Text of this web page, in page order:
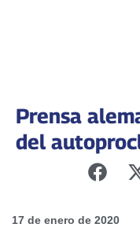
Prensa
del
17 de enero de 2020